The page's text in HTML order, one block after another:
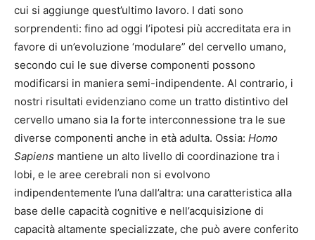
cui si aggiunge quest’ultimo lavoro. I dati sono
sorprendenti: fino ad oggi l’ipotesi più accreditata era in
favore di un’evoluzione ‘modulare” del cervello umano,
secondo cui le sue diverse componenti possono
modificarsi in maniera semi-indipendente. Al contrario, i
nostri risultati evidenziano come un tratto distintivo del
cervello umano sia la forte interconnessione tra le sue
diverse componenti anche in età adulta. Ossia: Homo
Sapiens mantiene un alto livello di coordinazione tra i
lobi, e le aree cerebrali non si evolvono
indipendentemente l’una dall’altra: una caratteristica alla
base delle capacità cognitive e nell’acquisizione di
capacità altamente specializzate, che può avere conferito